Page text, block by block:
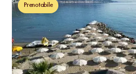
Prenotabile